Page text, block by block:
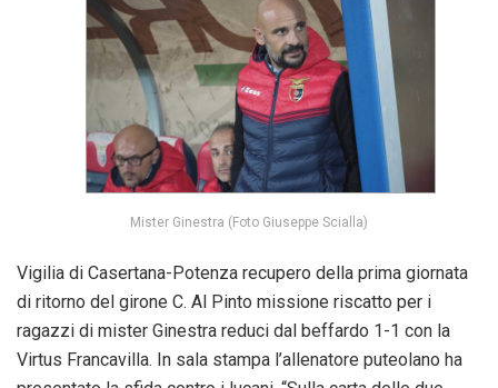
Mister Ginestra (Foto Giuseppe Scialla)
Vigilia di Casertana-Potenza recupero della prima giornata
di ritorno del girone C. Al Pinto missione riscatto per i
ragazzi di mister Ginestra reduci dal beffardo 1-1 con la
Virtus Francavilla. In sala stampa l’allenatore puteolano ha